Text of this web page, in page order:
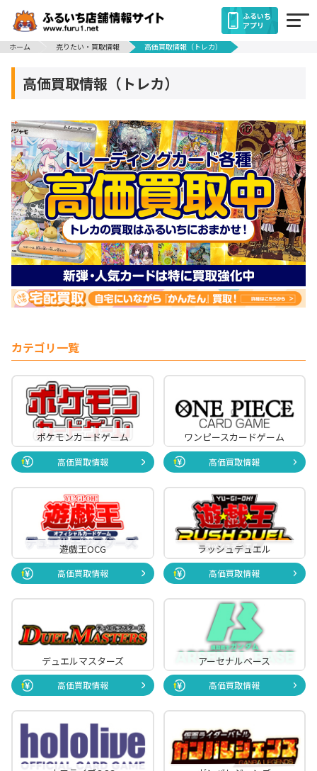
ふるいち
アプリ
ホーム
売りたい・買取情報 高価買取情報（トレカ）
高価買取情報（トレカ）
カテゴリ一覧
ポケモンカードゲーム
高価買取情報
ワンピースカードゲーム
高価買取情報
遊戯王OCG
高価買取情報
ラッシュデュエル
高価買取情報
デュエルマスターズ
高価買取情報
アーセナルベース
高価買取情報